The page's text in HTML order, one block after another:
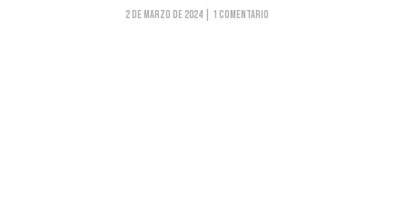
2 de marzo de 2024 1 comentario